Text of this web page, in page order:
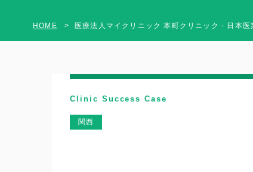
HOME 医療法人マイクリニック 本町クリニック - 日本医
Clinic Success Case
関西